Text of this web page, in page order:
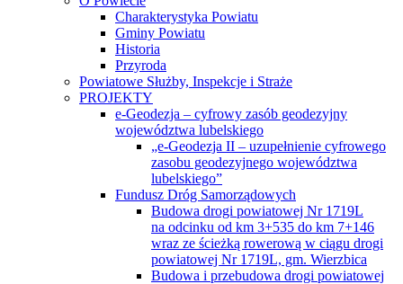
Charakterystyka Powiatu
Gminy Powiatu
Historia
Przyroda
Powiatowe Służby, Inspekcje i Straże
PROJEKTY
e-Geodezja – cyfrowy zasób geodezyjny
województwa lubelskiego
„e-Geodezja II – uzupełnienie cyfrowego
zasobu geodezyjnego województwa
lubelskiego”
Fundusz Dróg Samorządowych
Budowa drogi powiatowej Nr 1719L
na odcinku od km 3+535 do km 7+146
wraz ze ścieżką rowerową w ciągu drogi
powiatowej Nr 1719L, gm. Wierzbica
Budowa i przebudowa drogi powiatowej